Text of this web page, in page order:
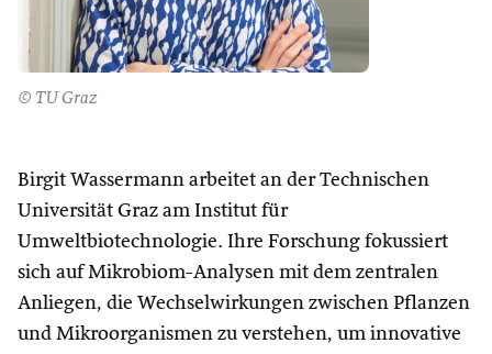
© TU Graz
Birgit Wassermann arbeitet an der Technischen
Universität Graz am Institut für
Umweltbiotechnologie. Ihre Forschung fokussiert
sich auf Mikrobiom-Analysen mit dem zentralen
Anliegen, die Wechselwirkungen zwischen Pflanzen
und Mikroorganismen zu verstehen, um innovative